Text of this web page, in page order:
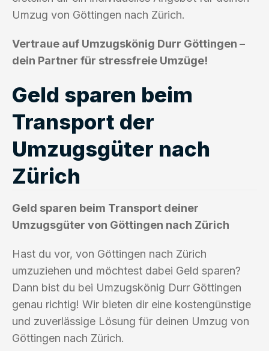
Umzug von Göttingen nach Zürich.
Vertraue auf Umzugskönig Durr Göttingen –
dein Partner für stressfreie Umzüge!
Geld sparen beim
Transport der
Umzugsgüter nach
Zürich
Geld sparen beim Transport deiner
Umzugsgüter von Göttingen nach Zürich
Hast du vor, von Göttingen nach Zürich
umzuziehen und möchtest dabei Geld sparen?
Dann bist du bei Umzugskönig Durr Göttingen
genau richtig! Wir bieten dir eine kostengünstige
und zuverlässige Lösung für deinen Umzug von
Göttingen nach Zürich.